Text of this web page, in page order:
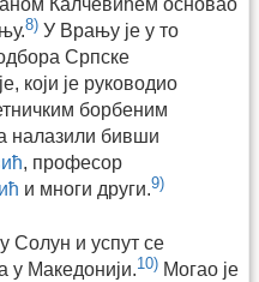
Калчевићем основао
8) У Врању је у то
Српске
који је руководио
борбеним
налазили бивши
, професор
и многи други.9)
Солун и успут се
у Македонији.10) Могао је